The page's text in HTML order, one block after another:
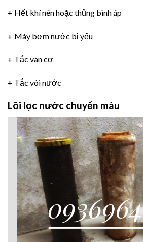
+ Hết khí nén hoặc thủng bình áp
+ Máy bơm nước bị yếu
+ Tắc van cơ
+ Tắc vòi nước
Lõi lọc nước chuyển màu